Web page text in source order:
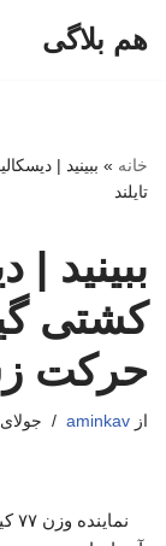
هم بلاگی
خانه » ببینید |
تایلند
ببینید
کشتی
حرکت
از aminkav جولای 2, 2026